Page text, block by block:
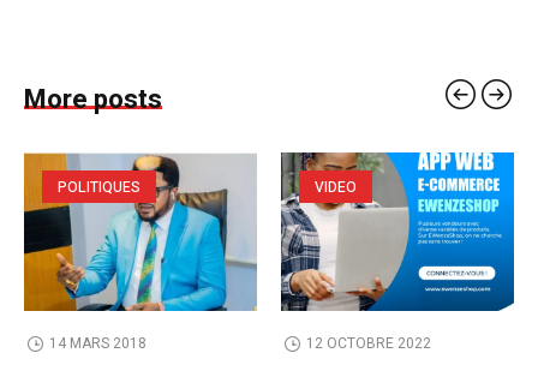
More posts
POLITIQUES
14 MARS 2018
VIDEO
12 OCTOBRE 2022